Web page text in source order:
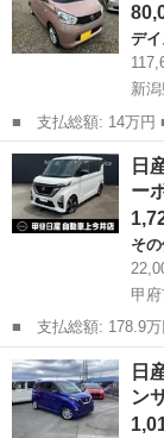
キ 片側電ス...
デ
新
■ 支払総額: 14万円 ■ 車両本体価格： 80,000 円 ■ メーカー
名： 日産 ■ 車種
660cc ■ ドア枚数
新潟 新潟市
日
ー
そ
甲
■ 支払総額: 178.9万円 ■ 車両本体価格： 1,720,000 円 ■ メーカ
ー名： 日産 ■ 車
イウェイスターＧ
量： 66...
山梨 甲府市
日
ン